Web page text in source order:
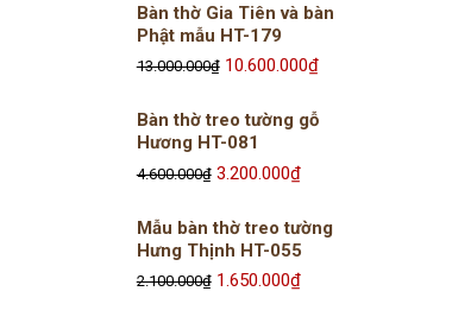
là:
2.500.000₫.
tại
1.950.000₫.
Bàn thờ Gia Tiên và bàn
Phật mẫu HT-179
13.000.000₫ Giá
là:
13.000.000₫.
10.600.000₫Giá
tại
Bàn thờ treo tường gỗ
Hương HT-081
4.600.000₫ Giá
là:
4.600.000₫.
3.200.000₫Giá
tại
là:
3.200.000₫.
Mẫu bàn thờ treo tường
Hưng Thịnh HT-055
2.100.000₫ Giá
1.650.000₫Giá